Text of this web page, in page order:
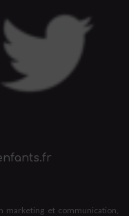
marketing et communication,